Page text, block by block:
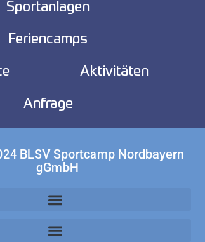
Sportanlagen
Feriencamps
Aktivitäten
Anfrage
BLSV Sportcamp Nordbayern
gGmbH